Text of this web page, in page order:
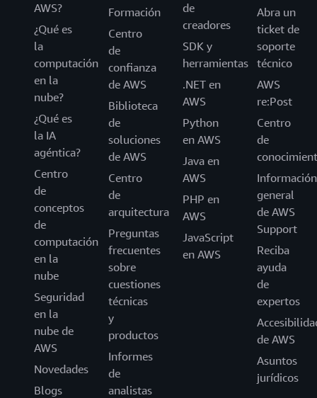
AWS?
¿Qué es
la
computación
en la
nube?
¿Qué es
la IA
agéntica?
Centro
de
conceptos
de
computación
en la
nube
Seguridad
en la
nube de
AWS
Novedades
Blogs
Formación
Centro
de
confianza
de AWS
Biblioteca
de
soluciones
de AWS
Centro
de
arquitectura
Preguntas
frecuentes
sobre
cuestiones
técnicas
y
productos
Informes
de
analistas
de
creadores
SDK y
herramientas
.NET en
AWS
Python
en AWS
Java en
AWS
PHP en
AWS
JavaScript
en AWS
Abra un
ticket de
soporte
técnico
AWS
re:Post
Centro
de
Información
general
de AWS
Support
Reciba
ayuda
de
expertos
de AWS
Asuntos
jurídicos